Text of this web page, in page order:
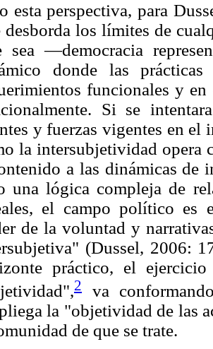
esta perspectiva, para
desborda los límites de
sea —democracia
donde las
funcionales y
Si se
y fuerzas vigentes en
la intersubjetividad opera
a las dinámicas de
una lógica compleja de
el campo político es
de la voluntad y
(Dussel, 2006:
práctico, el
2
va
la "objetividad de las
de que se trate.